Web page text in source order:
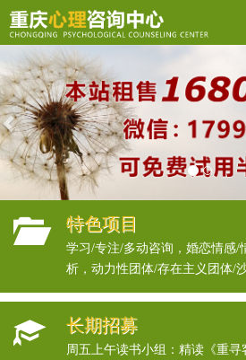
Previous
特色项目
学习/专注/多动咨询，婚恋情感/
析，动力性团体/存在主义团体/
长期招募
周五上午读书小组：精读《重